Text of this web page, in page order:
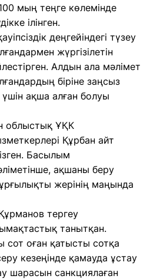
мың теңге көлемінде
ілінген.
деңгейіндегі түзеу
жүргізілетін
Алдын ала мәлімет
біріне заңсыз
ақша алған болуы
облыстық ҰҚК
Құрбан айт
Басылым
ақшаны беру
жерінің маңында
тергеу
танытқан.
сот оған қатысты сотқа
кезеңінде қамауда ұстау
шарасын санкциялаған